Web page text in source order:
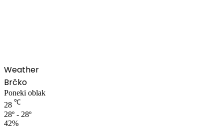
Weather
Brčko
Poneki oblak
28 ℃
28º - 28º
42%